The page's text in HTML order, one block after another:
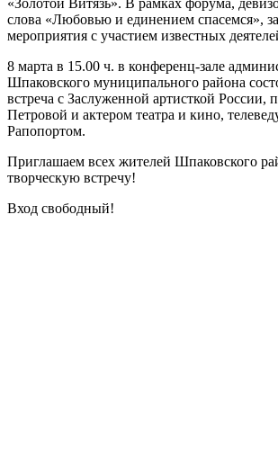
слова «Любовью и единением спасемся»,
мероприятия с участием известных
8 марта в 15.00 ч. в конференц-зале
Шпаковского муниципального района
встреча с Заслуженной артисткой России,
Петровой и актером театра и кино,
Рапопортом.
Приглашаем всех жителей Шпаковского
творческую встречу!
Вход свободный!